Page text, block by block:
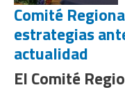
Comité
estrategias
actualidad
El Comité